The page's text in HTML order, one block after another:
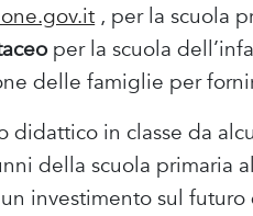
, per la scuola
per la scuola
delle famiglie per
didattico in classe da
della scuola primaria
investimento sul